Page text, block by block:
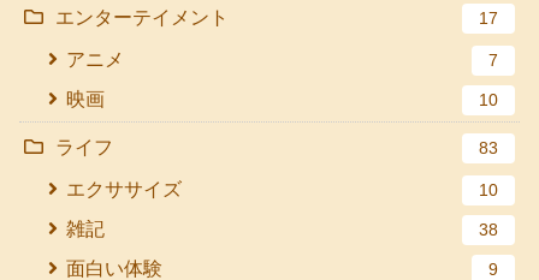
エンターテイメント 17
アニメ 7
映画 10
ライフ 83
エクササイズ 10
雑記 38
面白い体験 9